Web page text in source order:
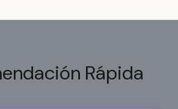
Rápida